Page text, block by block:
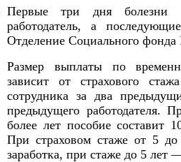
Первые три дня болезни
работодатель, а
Отделение Социального фонда
Размер выплаты по
зависит от страхового
сотрудника за два
предыдущего работодателя.
более лет пособие составит
При страховом стаже от 5
заработка, при стаже до 5 лет